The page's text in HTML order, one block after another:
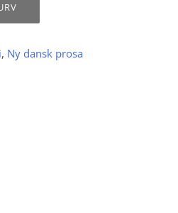
, Ny dansk prosa